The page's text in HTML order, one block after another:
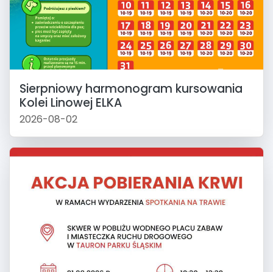
Sierpniowy harmonogram kursowania
Kolei Linowej ELKA
2026-08-02